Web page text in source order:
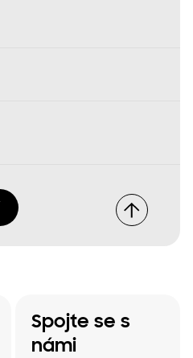
Spojte se s
námi